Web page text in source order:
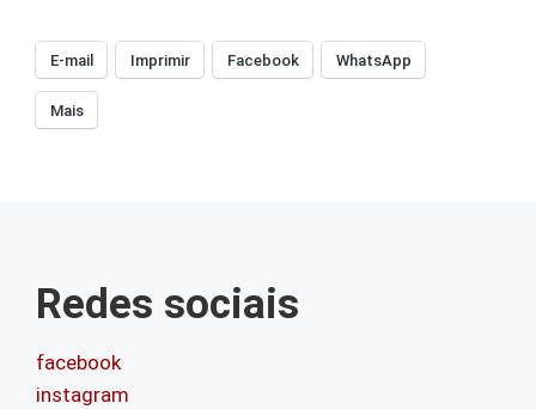
E-mail Imprimir Facebook WhatsApp
Mais
Redes sociais
facebook
instagram